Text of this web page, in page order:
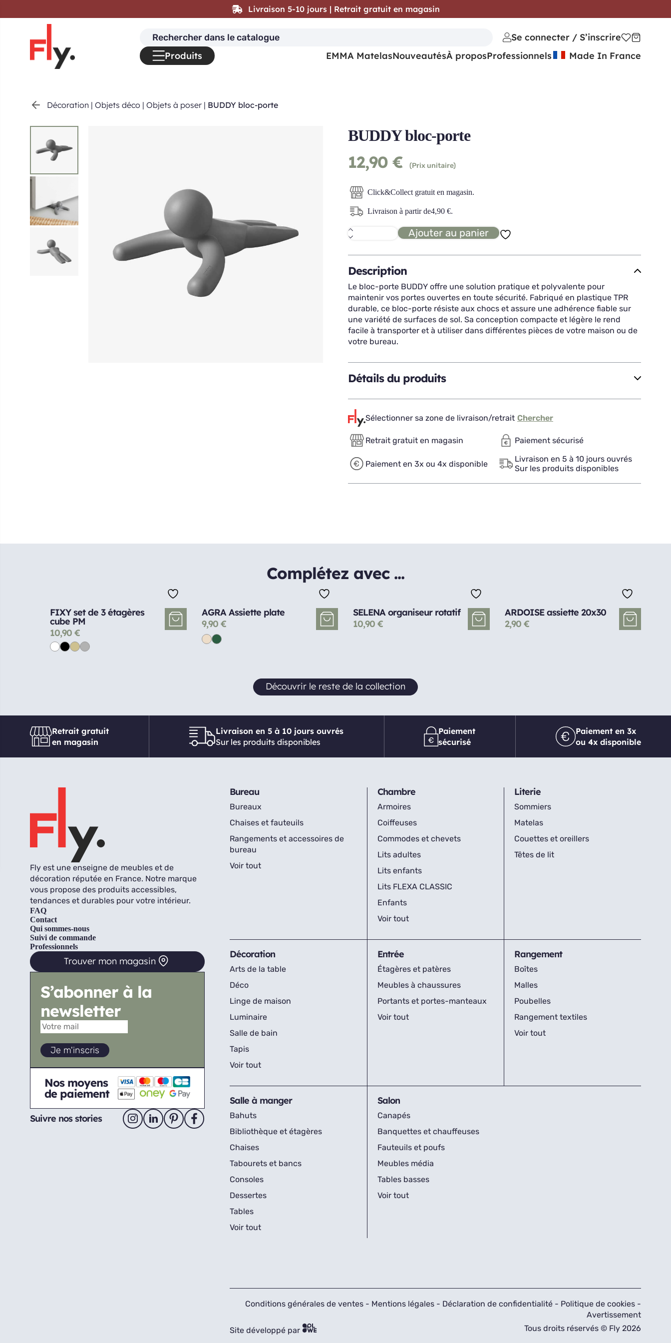
Décoration | Objets déco | Objets à poser | BUDDY bloc-porte
BUDDY bloc-porte
12,90 € (Prix unitaire)
Click&Collect gratuit en magasin.
Livraison à partir de4,90 €.
quantité
de
bloc-
porte
Ajouter au panier
Description
Le bloc-porte BUDDY offre une solution pratique et polyvalente pour
maintenir vos portes ouvertes en toute sécurité. Fabriqué en plastique TPR
durable, ce bloc-porte résiste aux chocs et assure une adhérence fiable sur
une variété de surfaces de sol. Sa conception compacte et légère le rend
facile à transporter et à utiliser dans différentes pièces de votre maison ou de
votre bureau.
Détails du produits
Sélectionner sa zone de livraison/retrait Chercher
Retrait gratuit en magasin Paiement sécurisé
Paiement en 3x ou 4x disponible
Livraison en 5 à 10 jours ouvrés
Sur les produits disponibles
Complétez avec ...
FIXY set de 3 étagères
cube PM
10,90 €
AGRA Assiette plate
9,90 €
SELENA organiseur rotatif
10,90 €
ARDOISE assiette 20x30
2,90 €
Découvrir le reste de la collection
Retrait gratuit
en magasin
Livraison en 5 à 10 jours ouvrés
Sur les produits disponibles
Paiement
sécurisé
Paiement en 3x
ou 4x disponible
Fly est une enseigne de meubles et de
décoration réputée en France. Notre marque
vous propose des produits accessibles,
tendances et durables pour votre intérieur.
FAQ
Contact
Qui sommes-nous
Suivi de commande
Professionnels
Trouver mon magasin
S’abonner à la
newsletter
Nos moyens
de paiement
Suivre nos stories
Bureau
Bureaux
Chaises et fauteuils
Rangements et accessoires de
bureau
Voir tout
Chambre
Armoires
Coiffeuses
Commodes et chevets
Lits adultes
Lits enfants
Lits FLEXA CLASSIC
Enfants
Voir tout
Literie
Sommiers
Matelas
Couettes et oreillers
Têtes de lit
Décoration
Arts de la table
Déco
Linge de maison
Luminaire
Salle de bain
Tapis
Voir tout
Entrée
Étagères et patères
Meubles à chaussures
Portants et portes-manteaux
Voir tout
Rangement
Boîtes
Malles
Poubelles
Rangement textiles
Voir tout
Salle à manger
Bahuts
Bibliothèque et étagères
Chaises
Tabourets et bancs
Consoles
Dessertes
Tables
Voir tout
Salon
Canapés
Banquettes et chauffeuses
Fauteuils et poufs
Meubles média
Tables basses
Voir tout
Conditions générales de ventes - Mentions légales - Déclaration de confidentialité - Politique de cookies -
Avertissement
Site développé par
Tous droits réservés © Fly 2026
Livraison 5-10 jours | Retrait gratuit en magasin
Search
for:
Se connecter / S’inscrire
Produits
EMMA MatelasNouveautésÀ proposProfessionnels Made In France